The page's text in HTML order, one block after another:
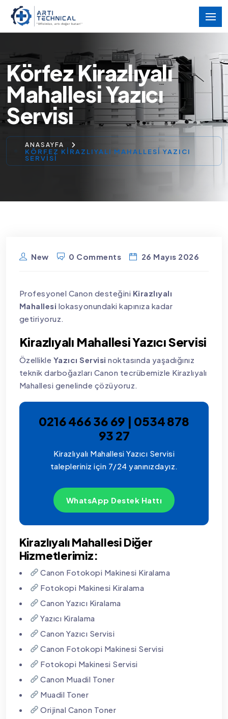
Körfez Kirazlıyalı
Mahallesi Yazıcı
Servisi
ANASAYFA
KÖRFEZ KIRAZLIYALI MAHALLESI YAZICI
SERVISI
New 0 Comments 26 Mayıs 2026
Profesyonel Canon desteğini Kirazlıyalı
Mahallesi lokasyonundaki kapınıza kadar
getiriyoruz.
Kirazlıyalı Mahallesi Yazıcı Servisi
Özellikle Yazıcı Servisi noktasında yaşadığınız
teknik darboğazları Canon tecrübemizle Kirazlıyalı
Mahallesi genelinde çözüyoruz.
0216 466 36 69 | 0534 878
93 27
Kirazlıyalı Mahallesi Yazıcı Servisi
talepleriniz için 7/24 yanınızdayız.
WhatsApp Destek Hattı
Kirazlıyalı Mahallesi Diğer
Hizmetlerimiz:
Canon Fotokopi Makinesi Kiralama
Fotokopi Makinesi Kiralama
Canon Yazıcı Kiralama
Yazıcı Kiralama
Canon Yazıcı Servisi
Canon Fotokopi Makinesi Servisi
Fotokopi Makinesi Servisi
Canon Muadil Toner
Muadil Toner
Orijinal Canon Toner